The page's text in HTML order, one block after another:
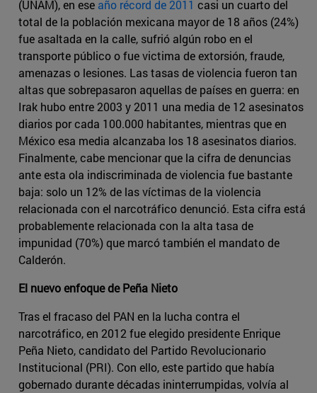
(UNAM), en ese año récord de 2011 casi un cuarto del
total de la población mexicana mayor de 18 años (24%)
fue asaltada en la calle, sufrió algún robo en el
transporte público o fue victima de extorsión, fraude,
amenazas o lesiones. Las tasas de violencia fueron tan
altas que sobrepasaron aquellas de países en guerra: en
Irak hubo entre 2003 y 2011 una media de 12 asesinatos
diarios por cada 100.000 habitantes, mientras que en
México esa media alcanzaba los 18 asesinatos diarios.
Finalmente, cabe mencionar que la cifra de denuncias
ante esta ola indiscriminada de violencia fue bastante
baja: solo un 12% de las víctimas de la violencia
relacionada con el narcotráfico denunció. Esta cifra está
probablemente relacionada con la alta tasa de
impunidad (70%) que marcó también el mandato de
Calderón.
El nuevo enfoque de Peña Nieto
Tras el fracaso del PAN en la lucha contra el
narcotráfico, en 2012 fue elegido presidente Enrique
Peña Nieto, candidato del Partido Revolucionario
Institucional (PRI). Con ello, este partido que había
gobernado durante décadas ininterrumpidas, volvía al